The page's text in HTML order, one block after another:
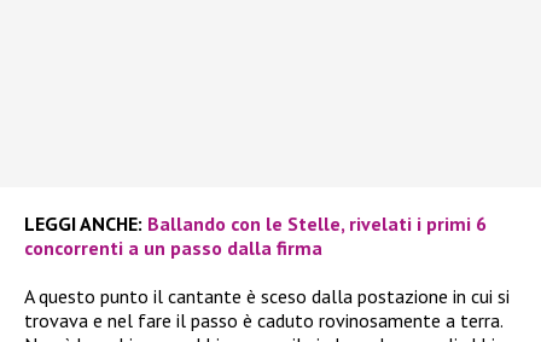
LEGGI ANCHE: Ballando con le Stelle, rivelati i primi 6
concorrenti a un passo dalla firma
A questo punto il cantante è sceso dalla postazione in cui si
trovava e nel fare il passo è caduto rovinosamente a terra.